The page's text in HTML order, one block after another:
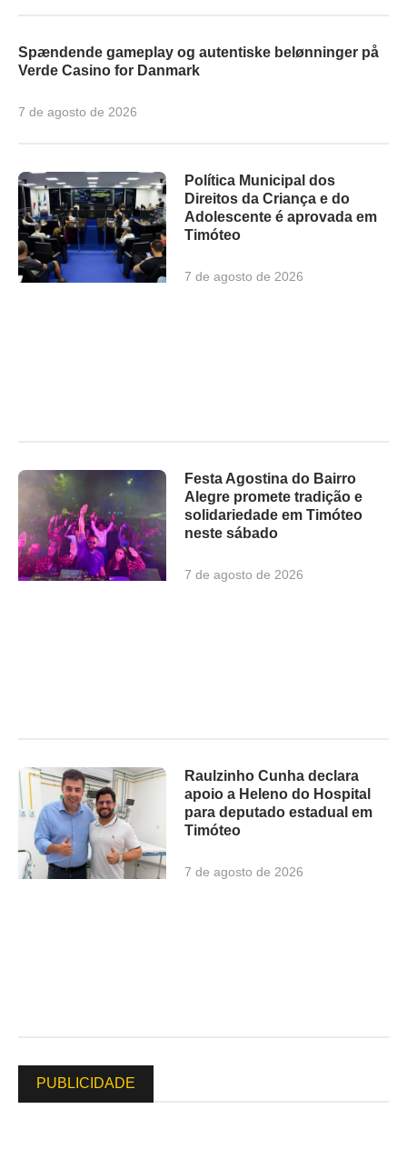
Spændende gameplay og autentiske belønninger på
Verde Casino for Danmark
7 de agosto de 2026
Política Municipal dos
Direitos da Criança e do
Adolescente é aprovada em
Timóteo
7 de agosto de 2026
Festa Agostina do Bairro
Alegre promete tradição e
solidariedade em Timóteo
neste sábado
7 de agosto de 2026
Raulzinho Cunha declara
apoio a Heleno do Hospital
para deputado estadual em
Timóteo
7 de agosto de 2026
PUBLICIDADE